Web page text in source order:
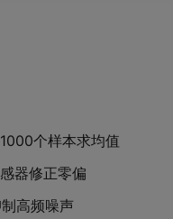
个样本求均值
器修正零偏
高频噪声